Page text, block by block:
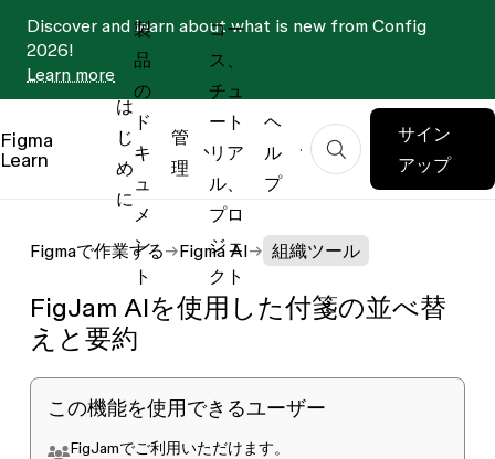
Discover and learn about what is new from Config
2026!
Learn more
Figma
Learn
は
じ
め
に
製
品
の
ド
キ
ュ
メ
ン
ト
管
理
コー
ス、
チュ
ート
リア
ル、
プロ
ジェ
クト
ヘ
ル
プ
サイン
アップ
Figmaで作業する Figma AI 組織ツール
FigJam AIを使用した付箋の並べ替
えと要約
この機能を使用できるユーザー
FigJamでご利用いただけます。